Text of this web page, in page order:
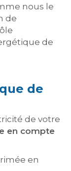
nous le
de
de
de
de votre
en compte
en